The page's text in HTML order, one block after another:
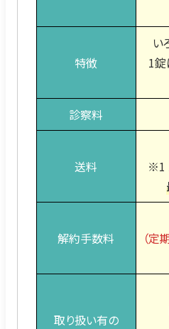
特徴
い
1錠
診察料
送料
※1
解約手数料
（定
取り扱い有の